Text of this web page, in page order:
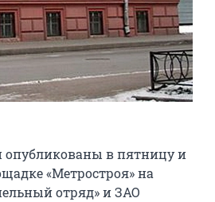
опубликованы в пятницу и
«Метростроя» на
отряд» и ЗАО